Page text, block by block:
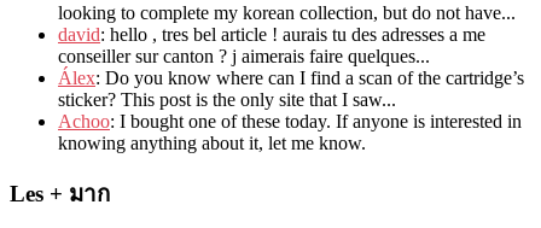
looking to complete my korean collection, but do not have...
david: hello , tres bel article ! aurais tu des adresses a me
conseiller sur canton ? j aimerais faire quelques...
Álex: Do you know where can I find a scan of the cartridge’s
sticker? This post is the only site that I saw...
Achoo: I bought one of these today. If anyone is interested in
knowing anything about it, let me know.
Les + มาก